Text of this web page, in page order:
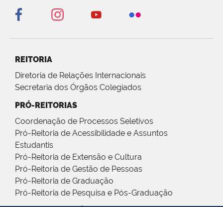
REITORIA
Diretoria de Relações Internacionais
Secretaria dos Órgãos Colegiados
PRÓ-REITORIAS
Coordenação de Processos Seletivos
Pró-Reitoria de Acessibilidade e Assuntos
Estudantis
Pró-Reitoria de Extensão e Cultura
Pró-Reitoria de Gestão de Pessoas
Pró-Reitoria de Graduação
Pró-Reitoria de Pesquisa e Pós-Graduação